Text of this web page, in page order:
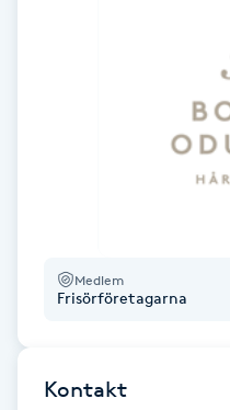
Hatha Yoga
Headspa
Medlem
Frisörföretagarna
Kontakt